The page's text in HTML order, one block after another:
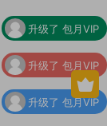
升级了 包月VIP
升级了 包月VIP
升级了 包月VIP